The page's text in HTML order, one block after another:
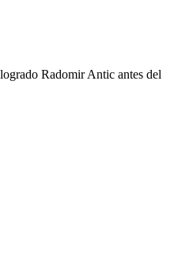
Radomir Antic antes del